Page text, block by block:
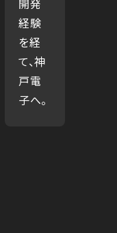
経験
を経
て、神
戸電
子へ。